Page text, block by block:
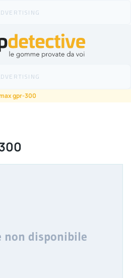
GripDetective
gpr-300
non disponibile